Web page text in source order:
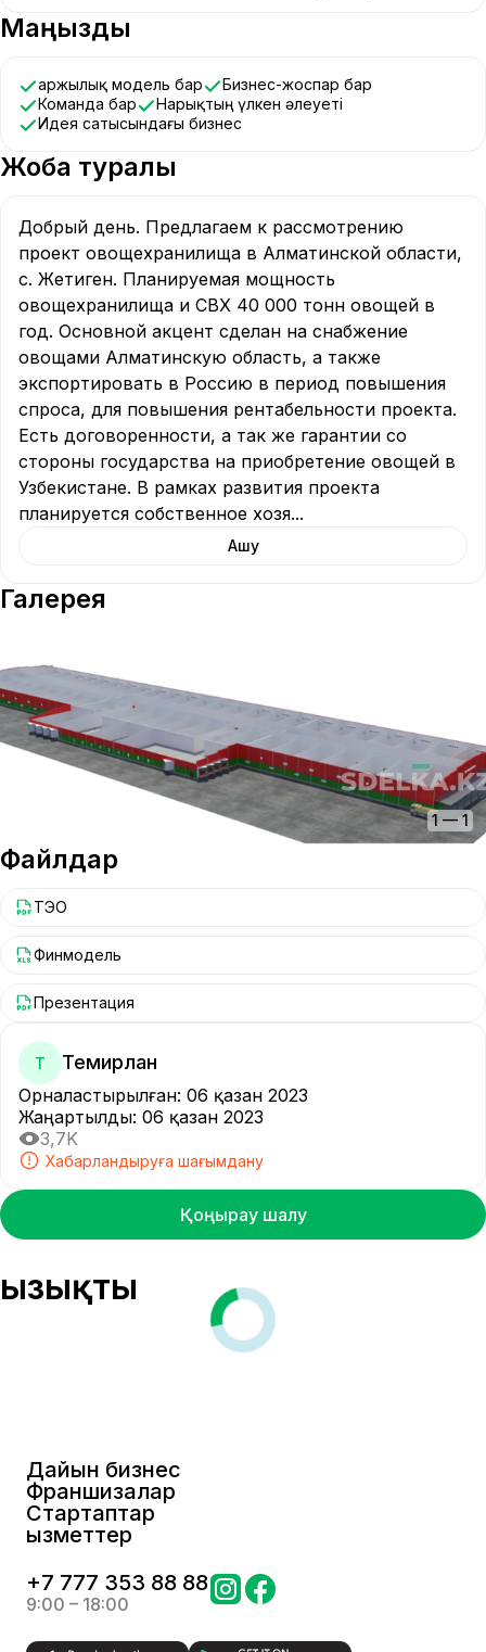
Маңызды
Қаржылық модель бар
Бизнес-жоспар бар
Команда бар
Нарықтың үлкен әлеуеті
Идея сатысындағы бизнес
Жоба туралы
Добрый день. Предлагаем к рассмотрению
проект овощехранилища в Алматинской области,
с. Жетиген. Планируемая мощность
овощехранилища и СВХ 40 000 тонн овощей в
год. Основной акцент сделан на снабжение
овощами Алматинскую область, а также
экспортировать в Россию в период повышения
спроса, для повышения рентабельности проекта.
Есть договоренности, а так же гарантии со
стороны государства на приобретение овощей в
Узбекистане. В рамках развития проекта
планируется собственное хозя...
Ашу
Галерея
1 — 1
Файлдар
ТЭО
Финмодель
Презентация
Т Темирлан
Орналастырылған: 06 қазан 2023
Жаңартылды: 06 қазан 2023
3,7K
Хабарландыруға шағымдану
Қоңырау шалу
Қызықты
Дайын бизнес
Франшизалар
Стартаптар
Қызметтер
+7 777 353 88 88
9:00 – 18:00